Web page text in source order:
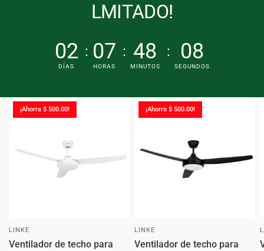
LMITADO!
02
DÍAS
07
HORAS
48
MINUTOS
07
SEGUNDOS
¡Ahorra $ 500.00!
LINKE
Ventilador de techo para
¡Ahorra $ 500.00!
LINKE
Ventilador de techo para